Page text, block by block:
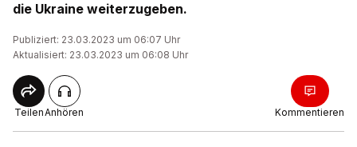
die Ukraine weiterzugeben.
Publiziert: 23.03.2023 um 06:07 Uhr
Aktualisiert: 23.03.2023 um 06:08 Uhr
TeilenAnhören Kommentieren